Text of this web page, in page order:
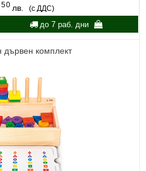
50 лв. (с ДДС)
до 7 раб. дни
дървен комплект